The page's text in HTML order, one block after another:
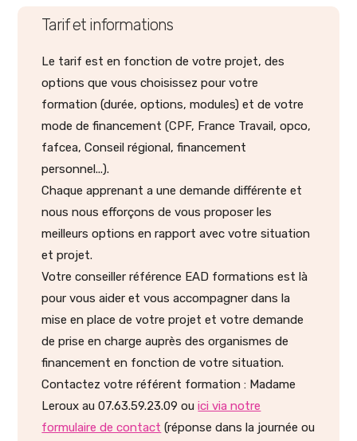
Tarif et informations
Le tarif est en fonction de votre projet, des
options que vous choisissez pour votre
formation (durée, options, modules) et de votre
mode de financement (CPF, France Travail, opco,
fafcea, Conseil régional, financement
personnel...).
Chaque apprenant a une demande différente et
nous nous efforçons de vous proposer les
meilleurs options en rapport avec votre situation
et projet.
Votre conseiller référence EAD formations est là
pour vous aider et vous accompagner dans la
mise en place de votre projet et votre demande
de prise en charge auprès des organismes de
financement en fonction de votre situation.
Contactez votre référent formation : Madame
Leroux au 07.63.59.23.09 ouici via notre
formulaire de contact (réponse dans la journée ou